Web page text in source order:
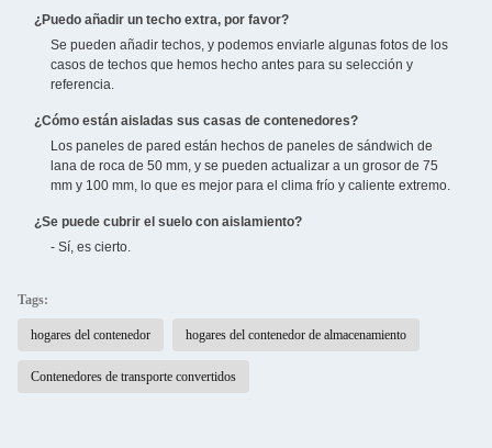
¿Puedo añadir un techo extra, por favor?
Se pueden añadir techos, y podemos enviarle algunas fotos de los
casos de techos que hemos hecho antes para su selección y
referencia.
¿Cómo están aisladas sus casas de contenedores?
Los paneles de pared están hechos de paneles de sándwich de
lana de roca de 50 mm, y se pueden actualizar a un grosor de 75
mm y 100 mm, lo que es mejor para el clima frío y caliente extremo.
¿Se puede cubrir el suelo con aislamiento?
- Sí, es cierto.
Tags:
hogares del contenedor hogares del contenedor de almacenamiento
Contenedores de transporte convertidos